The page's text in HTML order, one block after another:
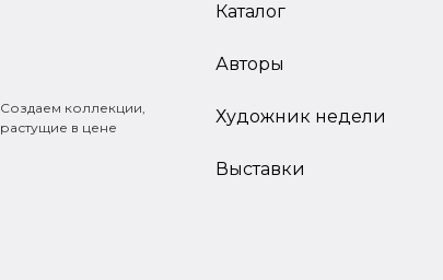
Создаем коллекции,
растущие в цене
Каталог
Авторы
Художник недели
Выставки